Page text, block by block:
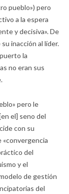
pueblo») pero
a la espera
y decisiva». De
inacción al líder.
la
no eran sus
pero le
el] seno del
con su
«convergencia
del
y el
de gestión
del